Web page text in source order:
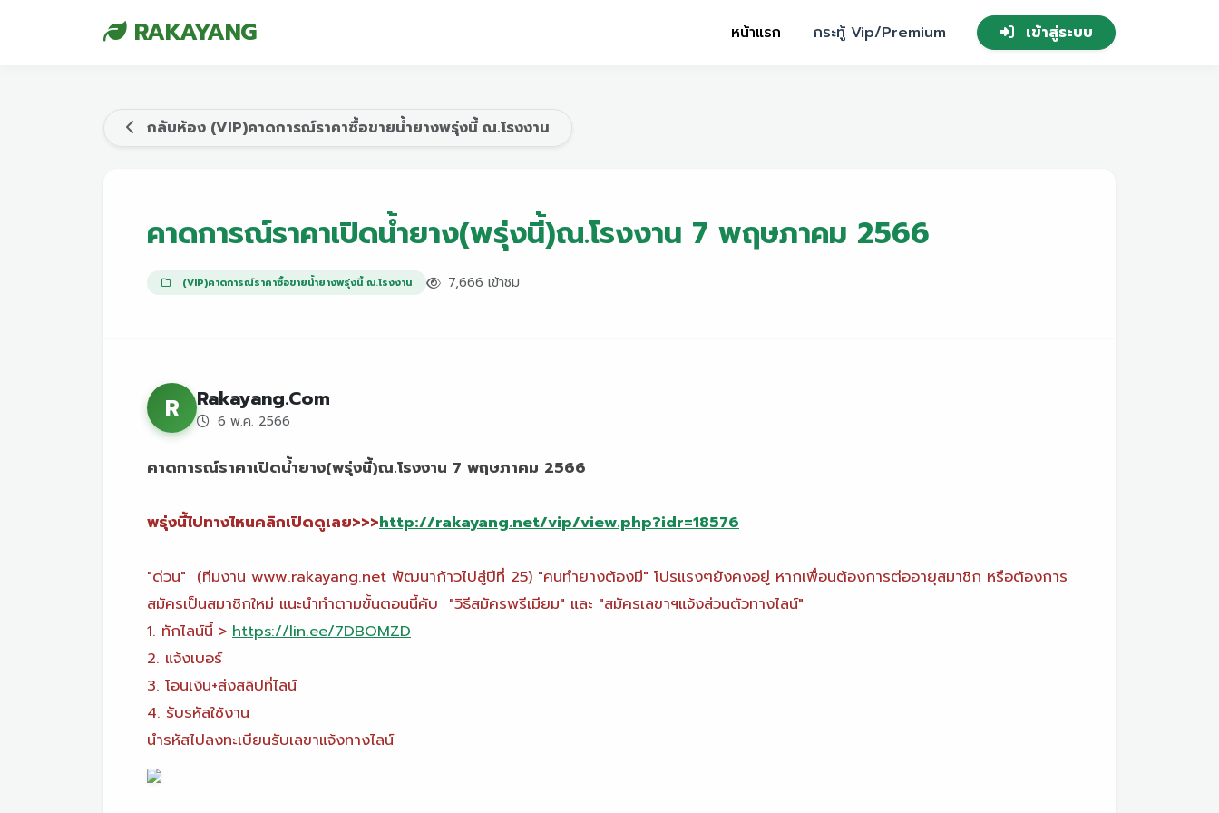
RAKAYANG หน้าแรก กระทู้ Vip/Premium เข้าสู่ระบบ
กลับห้อง (VIP)คาดการณ์ราคาซื้อขายน้ำยางพรุ่งนี้ ณ.โรงงาน
คาดการณ์ราคาเปิดน้ำยาง(พรุ่งนี้)ณ.โรงงาน 7 พฤษภาคม 2566
(VIP)คาดการณ์ราคาซื้อขายน้ำยางพรุ่งนี้ ณ.โรงงาน 7,666 เข้าชม
R Rakayang.Com
6 พ.ค. 2566
คาดการณ์ราคาเปิดน้ำยาง(พรุ่งนี้)ณ.โรงงาน 7 พฤษภาคม 2566
พรุ่งนี้ไปทางไหนคลิกเปิดดูเลย>>>http://rakayang.net/vip/view.php?idr=18576
"ด่วน" (ทีมงาน www.rakayang.net พัฒนาก้าวไปสู่ปีที่ 25) "คนทำยางต้องมี" โปรแรงๆยังคงอยู่ หากเพื่อนต้องการต่ออายุสมาชิก หรือต้องการ
สมัครเป็นสมาชิกใหม่ แนะนำทำตามขั้นตอนนี้คับ "วิธีสมัครพรีเมียม" และ "สมัครเลขาฯแจ้งส่วนตัวทางไลน์"
1. ทักไลน์นี้ > https://lin.ee/7DBOMZD
2. แจ้งเบอร์
3. โอนเงิน+ส่งสลิปที่ไลน์
4. รับรหัสใช้งาน
นำรหัสไปลงทะเบียนรับเลขาแจ้งทางไลน์